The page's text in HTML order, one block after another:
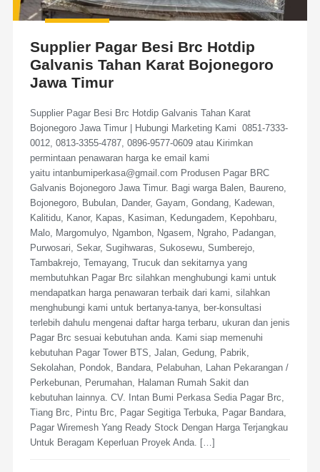
Supplier Pagar Besi Brc Hotdip
Galvanis Tahan Karat Bojonegoro
Jawa Timur
Supplier Pagar Besi Brc Hotdip Galvanis Tahan Karat
Bojonegoro Jawa Timur | Hubungi Marketing Kami 0851-7333-
0012, 0813-3355-4787, 0896-9577-0609 atau Kirimkan
permintaan penawaran harga ke email kami
yaitu intanbumiperkasa@gmail.com Produsen Pagar BRC
Galvanis Bojonegoro Jawa Timur. Bagi warga Balen, Baureno,
Bojonegoro, Bubulan, Dander, Gayam, Gondang, Kadewan,
Kalitidu, Kanor, Kapas, Kasiman, Kedungadem, Kepohbaru,
Malo, Margomulyo, Ngambon, Ngasem, Ngraho, Padangan,
Purwosari, Sekar, Sugihwaras, Sukosewu, Sumberejo,
Tambakrejo, Temayang, Trucuk dan sekitarnya yang
membutuhkan Pagar Brc silahkan menghubungi kami untuk
mendapatkan harga penawaran terbaik dari kami, silahkan
menghubungi kami untuk bertanya-tanya, ber-konsultasi
terlebih dahulu mengenai daftar harga terbaru, ukuran dan jenis
Pagar Brc sesuai kebutuhan anda. Kami siap memenuhi
kebutuhan Pagar Tower BTS, Jalan, Gedung, Pabrik,
Sekolahan, Pondok, Bandara, Pelabuhan, Lahan Pekarangan /
Perkebunan, Perumahan, Halaman Rumah Sakit dan
kebutuhan lainnya. CV. Intan Bumi Perkasa Sedia Pagar Brc,
Tiang Brc, Pintu Brc, Pagar Segitiga Terbuka, Pagar Bandara,
Pagar Wiremesh Yang Ready Stock Dengan Harga Terjangkau
Untuk Beragam Keperluan Proyek Anda. […]